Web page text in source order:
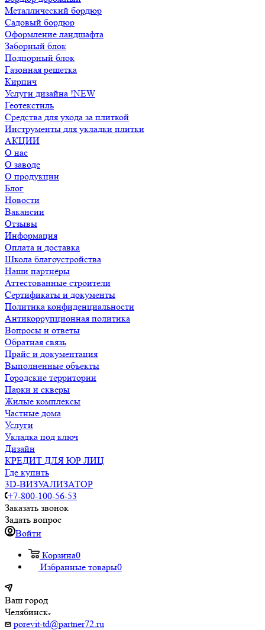
Металлический бордюр
Садовый бордюр
Оформление ландшафта
Заборный блок
Подпорный блок
Газонная решетка
Кирпич
Услуги дизайна !NEW
Геотекстиль
Средства для ухода за плиткой
Инструменты для укладки плитки
АКЦИИ
О нас
О заводе
О продукции
Блог
Новости
Вакансии
Отзывы
Информация
Оплата и доставка
Школа благоустройства
Наши партнёры
Аттестованные строители
Сертификаты и документы
Политика конфиденциальности
Антикоррупционная политика
Вопросы и ответы
Обратная связь
Прайс и документация
Выполненные объекты
Городские территории
Парки и скверы
Жилые комплексы
Частные дома
Услуги
Укладка под ключ
Дизайн
КРЕДИТ ДЛЯ ЮР ЛИЦ
Где купить
3D-ВИЗУАЛИЗАТОР
+7-800-100-56-53
Заказать звонок
Задать вопрос
Войти
Корзина0
Избранные товары0
Ваш город
Челябинск
porevit-td@partner72.ru